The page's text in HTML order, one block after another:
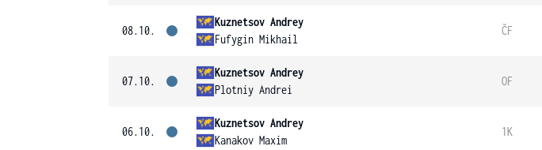
08.10.
Kuznetsov Andrey
Fufygin Mikhail
ČF
07.10.
Kuznetsov Andrey
Plotniy Andrei
OF
06.10.
Kuznetsov Andrey
Kanakov Maxim
1K